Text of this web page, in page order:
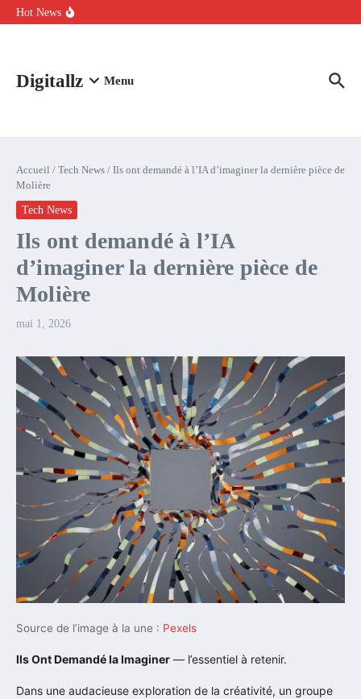
Aller au contenu
Hot News
Comment l’IA simplifie la data de caisse pour la transformer en
Digitallz Menu
Accueil / Tech News / Ils ont demandé à l’IA d’imaginer la dernière pièce de
Molière
Tech News
Ils ont demandé à l’IA
d’imaginer la dernière pièce de
Molière
mai 1, 2026
Source de l’image à la une : Pexels
Ils Ont Demandé Ia Imaginer — l’essentiel à retenir.
Dans une audacieuse exploration de la créativité, un groupe